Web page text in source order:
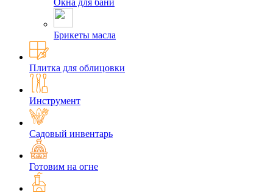
Окна для бани
Брикеты масла
Плитка для облицовки
Инструмент
Садовый инвентарь
Готовим на огне